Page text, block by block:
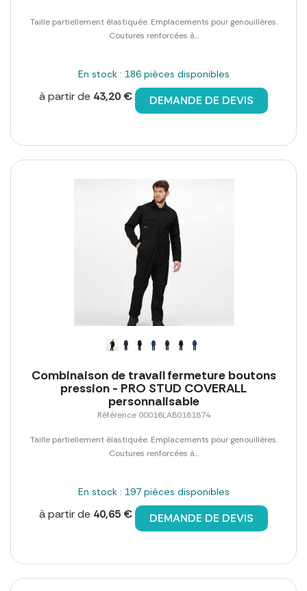
Taille partiellement élastiquée. Emplacements pour genouillères.
Coutures renforcées à...
En stock : 186 pièces disponibles
à partir de 43,20 € DEMANDE DE DEVIS
Combinaison de travail fermeture boutons
pression - PRO STUD COVERALL
personnalisable
Référence 00016LAB0161874
Taille partiellement élastiquée. Emplacements pour genouillères.
Coutures renforcées à...
En stock : 197 pièces disponibles
à partir de 40,65 € DEMANDE DE DEVIS